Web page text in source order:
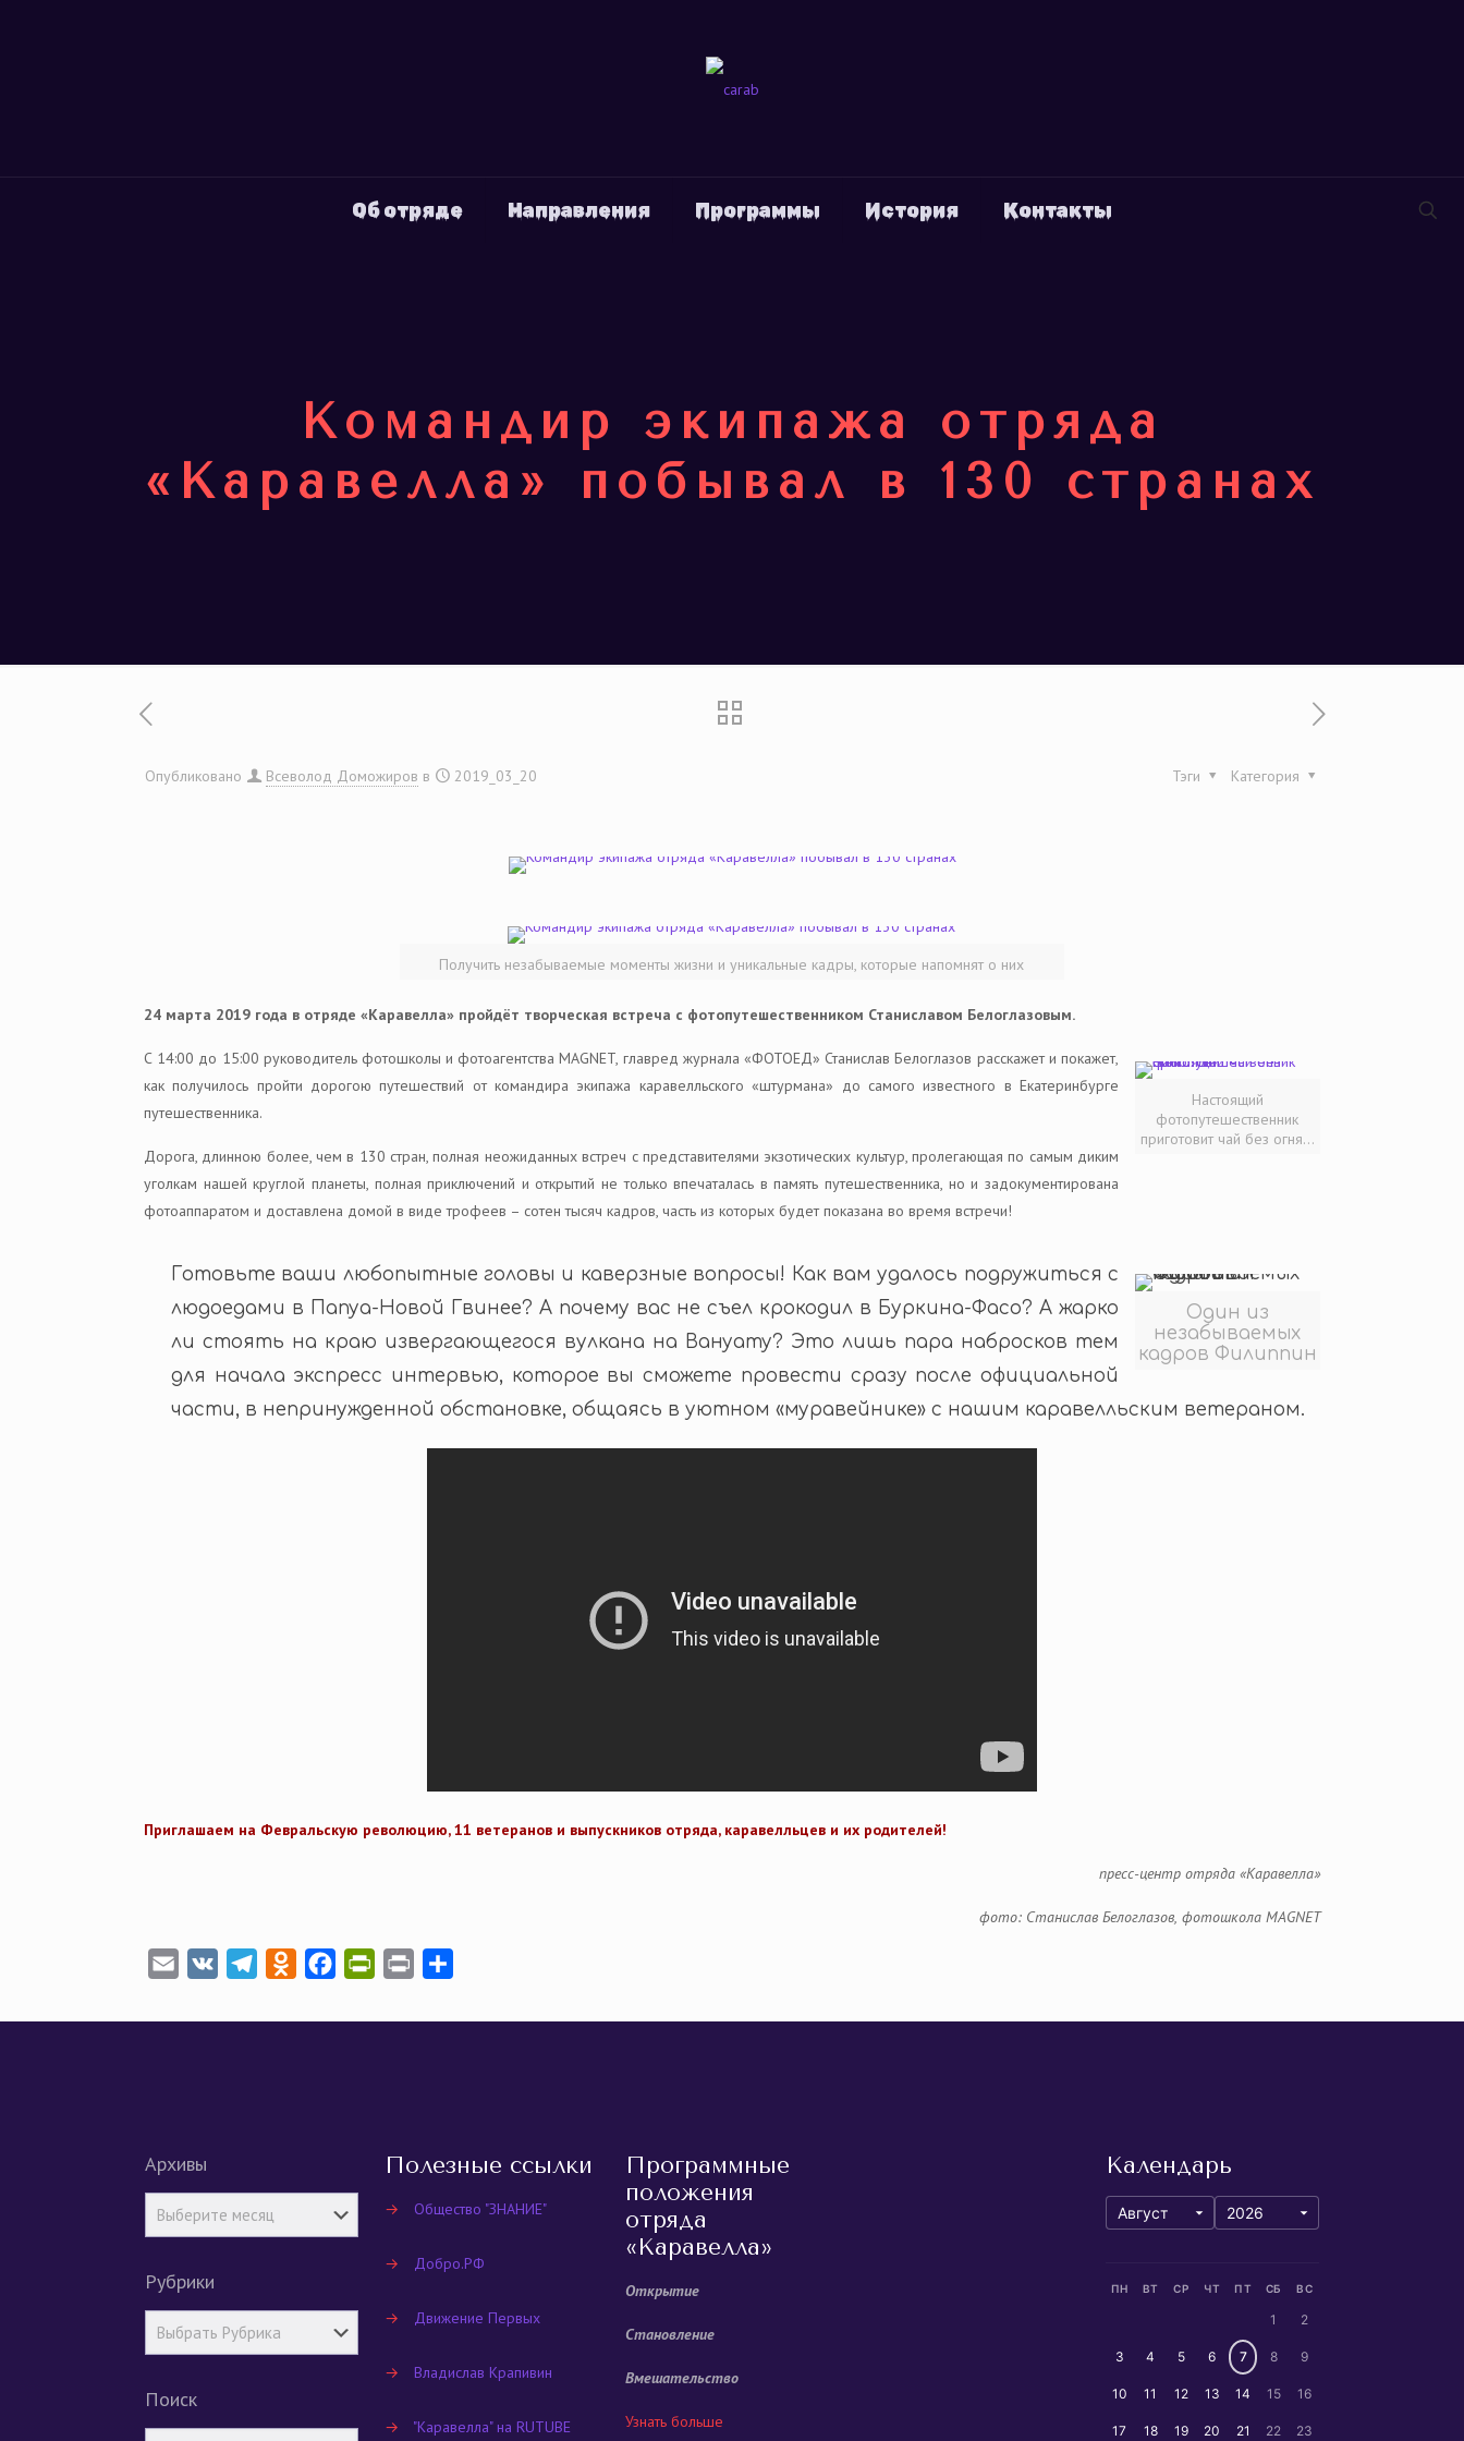
Об отряде Направления Программы История Контакты
Командир экипажа отряда
«Каравелла» побывал в 130 странах
Опубликовано Всеволод Доможиров в 2019_03_20 Категория
Тэги
Получить незабываемые моменты жизни и уникальные кадры, которые напомнят о них
24 марта 2019 года в отряде «Каравелла» пройдёт творческая встреча с фотопутешественником Станиславом Белоглазовым.
Настоящий
фотопутешественник
приготовит чай без огня…
С 14:00 до 15:00 руководитель фотошколы и фотоагентства MAGNET, главред журнала «ФОТОЕД» Станислав Белоглазов расскажет и покажет,
как получилось пройти дорогою путешествий от командира экипажа каравелльского «штурмана» до самого известного в Екатеринбурге
путешественника.
Дорога, длинною более, чем в 130 стран, полная неожиданных встреч с представителями экзотических культур, пролегающая по самым диким
уголкам нашей круглой планеты, полная приключений и открытий не только впечаталась в память путешественника, но и задокументирована
фотоаппаратом и доставлена домой в виде трофеев – сотен тысяч кадров, часть из которых будет показана во время встречи!
Один из
незабываемых
кадров Филиппин
Готовьте ваши любопытные головы и каверзные вопросы! Как вам удалось подружиться с
людоедами в Папуа-Новой Гвинее? А почему вас не съел крокодил в Буркина-Фасо? А жарко
ли стоять на краю извергающегося вулкана на Вануату? Это лишь пара набросков тем
для начала экспресс интервью, которое вы сможете провести сразу после официальной
части, в непринужденной обстановке, общаясь в уютном «муравейнике» с нашим каравелльским ветераном.
Приглашаем на Февральскую революцию, 11 ветеранов и выпускников отряда, каравелльцев и их родителей!
пресс-центр отряда «Каравелла»
фото: Станислав Белоглазов, фотошкола MAGNET
Email VK TelegramOdnoklassniki
FacebookPrintFriendly
Print
Архивы
Рубрики
Поиск
Полезные ссылки
→ Общество "ЗНАНИЕ"
→ Добро.РФ
→ Движение Первых
→ Владислав Крапивин
→ "Каравелла" на RUTUBE
Программные
положения
отряда
«Каравелла»
Открытие
Становление
Вмешательство
Узнать больше
Календарь
ПН ВТ СР ЧТ ПТ СБ ВС
1 2
3 4 5 6 7 8 9
10 11 12 13 14 15 16
17 18 19 20 21 22 23